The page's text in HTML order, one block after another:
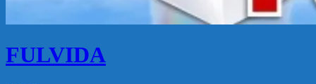
FULVIDA